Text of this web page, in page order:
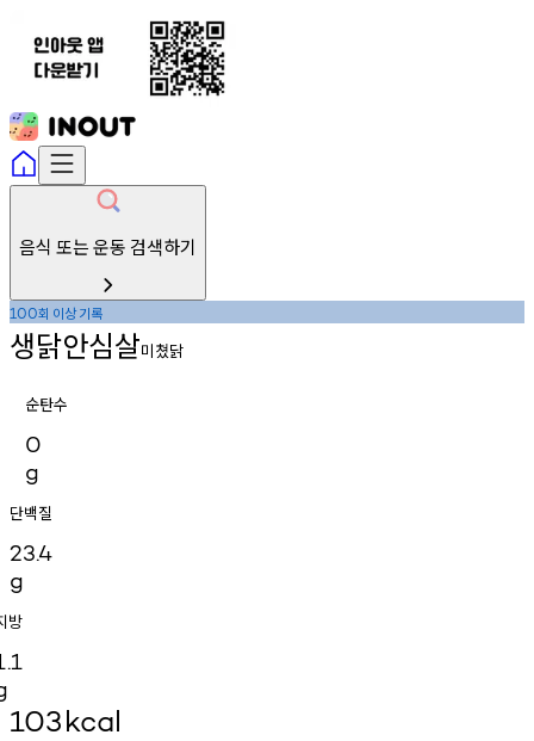
음식 또는 운동 검색하기
100회 이상기록
생닭안심살미쳤닭
순탄수
0
g
단백질
23.4
g
방
103kcal